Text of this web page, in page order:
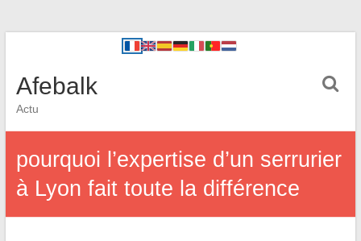
Afebalk
Actu
pourquoi l’expertise d’un serrurier
à Lyon fait toute la différence